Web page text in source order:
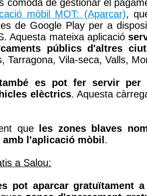
còmoda de gestionar el
mòbil MOT: (Aparcar),
de Google Play per a
Aquesta mateixa aplicació
públics d'altres
Tarragona, Vila-seca, Valls,
es pot fer servir per
elèctrics. Aquesta
que
les zones blaves
l'aplicació mòbil .
a Salou:
pot aparcar gratuïtament